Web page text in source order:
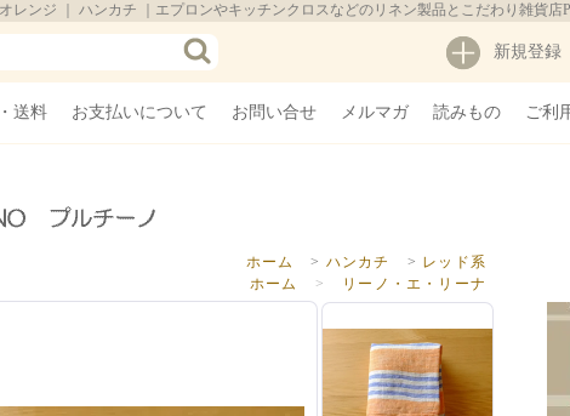
ンジ ｜ ハンカチ ｜エプロンやキッチンクロスなどのリネン製品とこだわり雑貨店
新規登録
送料 お支払いについて お問い合せ メルマガ 読みもの ご利
ホーム > ハンカチ > レッド系
ホーム
>
リーノ・エ・リーナ
ホーム
> 色から探す >
オレンジ・レッド系
価格帯で探す >
1,000～2,999円
リーノ・エ・リーナ
> リトアニア